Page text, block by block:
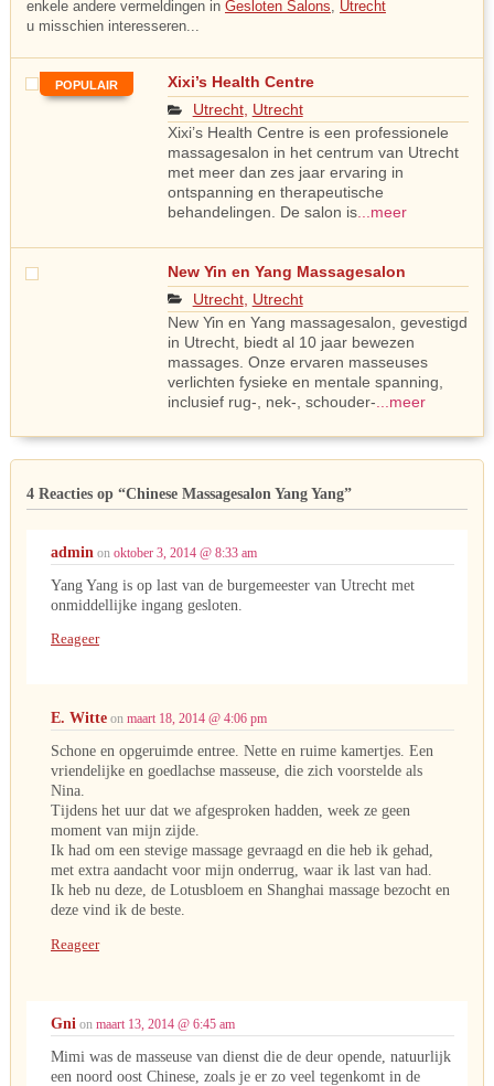
enkele andere vermeldingen in Gesloten Salons, Utrecht
u misschien interesseren...
POPULAIR
Xixi’s Health Centre
Utrecht, Utrecht
Xixi’s Health Centre is een professionele
massagesalon in het centrum van Utrecht
met meer dan zes jaar ervaring in
ontspanning en therapeutische
behandelingen. De salon is...meer
New Yin en Yang Massagesalon
Utrecht, Utrecht
New Yin en Yang massagesalon, gevestigd
in Utrecht, biedt al 10 jaar bewezen
massages. Onze ervaren masseuses
verlichten fysieke en mentale spanning,
inclusief rug-, nek-, schouder- ...meer
4 Reacties op “Chinese Massagesalon Yang Yang”
admin on oktober 3, 2014 @ 8:33 am
Yang Yang is op last van de burgemeester van Utrecht met
onmiddellijke ingang gesloten.
Reageer
E. Witte on maart 18, 2014 @ 4:06 pm
Schone en opgeruimde entree. Nette en ruime kamertjes. Een
vriendelijke en goedlachse masseuse, die zich voorstelde als
Nina.
Tijdens het uur dat we afgesproken hadden, week ze geen
moment van mijn zijde.
Ik had om een stevige massage gevraagd en die heb ik gehad,
met extra aandacht voor mijn onderrug, waar ik last van had.
Ik heb nu deze, de Lotusbloem en Shanghai massage bezocht en
deze vind ik de beste.
Reageer
Gni on maart 13, 2014 @ 6:45 am
Mimi was de masseuse van dienst die de deur opende, natuurlijk
een noord oost Chinese, zoals je er zo veel tegenkomt in de